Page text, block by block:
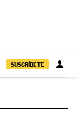
SUSCRÍBETE